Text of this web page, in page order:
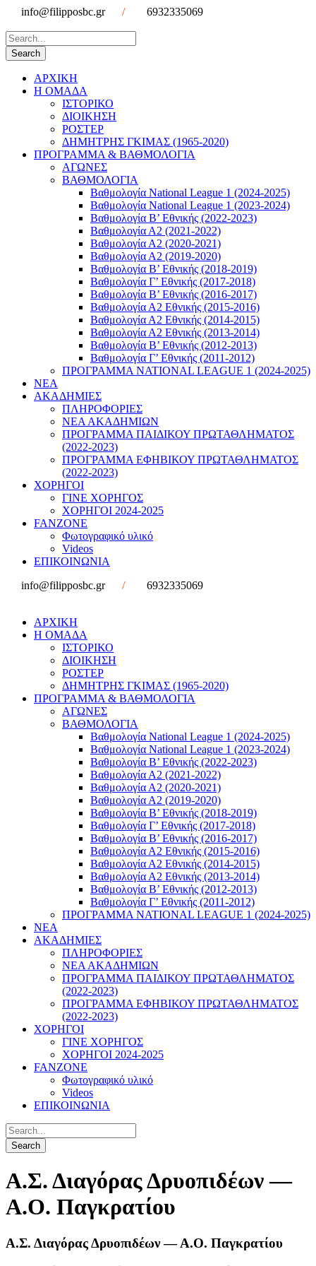
info@filipposbc.gr / 6932335069
ΑΡΧΙΚΗ
Η ΟΜΑΔΑ
ΙΣΤΟΡΙΚΟ
ΔΙΟΙΚΗΣΗ
ΡΟΣΤΕΡ
ΔΗΜΗΤΡΗΣ ΓΚΙΜΑΣ (1965-2020)
ΠΡΟΓΡΑΜΜΑ & ΒΑΘΜΟΛΟΓΙΑ
ΑΓΩΝΕΣ
ΒΑΘΜΟΛΟΓΙΑ
Βαθμολογία National League 1 (2024-2025)
Βαθμολογία National League 1 (2023-2024)
Βαθμολογία Β’ Εθνικής (2022-2023)
Βαθμολογία Α2 (2021-2022)
Βαθμολογία Α2 (2020-2021)
Βαθμολογία Α2 (2019-2020)
Βαθμολογία B’ Εθνικής (2018-2019)
Βαθμολογία Γ’ Εθνικής (2017-2018)
Βαθμολογία Β’ Εθνικής (2016-2017)
Βαθμολογία Α2 Εθνικής (2015-2016)
Βαθμολογία Α2 Εθνικής (2014-2015)
Βαθμολογία Α2 Εθνικής (2013-2014)
Βαθμολογία Β’ Εθνικής (2012-2013)
Βαθμολογία Γ’ Εθνικής (2011-2012)
ΠΡΟΓΡΑΜΜΑ NATIONAL LEAGUE 1 (2024-2025)
ΝΕΑ
ΑΚΑΔΗΜΙΕΣ
ΠΛΗΡΟΦΟΡΙΕΣ
ΝΕΑ ΑΚΑΔΗΜΙΩΝ
ΠΡΟΓΡΑΜΜΑ ΠΑΙΔΙΚΟΥ ΠΡΩΤΑΘΛΗΜΑΤΟΣ
(2022-2023)
ΠΡΟΓΡΑΜΜΑ ΕΦΗΒΙΚΟΥ ΠΡΩΤΑΘΛΗΜΑΤΟΣ
(2022-2023)
ΧΟΡΗΓΟΙ
ΓΙΝΕ ΧΟΡΗΓΟΣ
ΧΟΡΗΓΟΙ 2024-2025
FANZONE
Φωτογραφικό υλικό
Videos
ΕΠΙΚΟΙΝΩΝΙΑ
info@filipposbc.gr
/ 6932335069
ΑΡΧΙΚΗ
Η ΟΜΑΔΑ
ΙΣΤΟΡΙΚΟ
ΔΙΟΙΚΗΣΗ
ΡΟΣΤΕΡ
ΔΗΜΗΤΡΗΣ ΓΚΙΜΑΣ (1965-2020)
ΠΡΟΓΡΑΜΜΑ & ΒΑΘΜΟΛΟΓΙΑ
ΑΓΩΝΕΣ
ΒΑΘΜΟΛΟΓΙΑ
Βαθμολογία National League 1 (2024-2025)
Βαθμολογία National League 1 (2023-2024)
Βαθμολογία Β’ Εθνικής (2022-2023)
Βαθμολογία Α2 (2021-2022)
Βαθμολογία Α2 (2020-2021)
Βαθμολογία Α2 (2019-2020)
Βαθμολογία B’ Εθνικής (2018-2019)
Βαθμολογία Γ’ Εθνικής (2017-2018)
Βαθμολογία Β’ Εθνικής (2016-2017)
Βαθμολογία Α2 Εθνικής (2015-2016)
Βαθμολογία Α2 Εθνικής (2014-2015)
Βαθμολογία Α2 Εθνικής (2013-2014)
Βαθμολογία Β’ Εθνικής (2012-2013)
Βαθμολογία Γ’ Εθνικής (2011-2012)
ΠΡΟΓΡΑΜΜΑ NATIONAL LEAGUE 1 (2024-2025)
ΝΕΑ
ΑΚΑΔΗΜΙΕΣ
ΠΛΗΡΟΦΟΡΙΕΣ
ΝΕΑ ΑΚΑΔΗΜΙΩΝ
ΠΡΟΓΡΑΜΜΑ ΠΑΙΔΙΚΟΥ ΠΡΩΤΑΘΛΗΜΑΤΟΣ
(2022-2023)
ΠΡΟΓΡΑΜΜΑ ΕΦΗΒΙΚΟΥ ΠΡΩΤΑΘΛΗΜΑΤΟΣ
(2022-2023)
ΧΟΡΗΓΟΙ
ΓΙΝΕ ΧΟΡΗΓΟΣ
ΧΟΡΗΓΟΙ 2024-2025
FANZONE
Φωτογραφικό υλικό
Videos
ΕΠΙΚΟΙΝΩΝΙΑ
Α.Σ. Διαγόρας Δρυοπιδέων —
Α.Ο. Παγκρατίου
Α.Σ. Διαγόρας Δρυοπιδέων — Α.Ο. Παγκρατίου